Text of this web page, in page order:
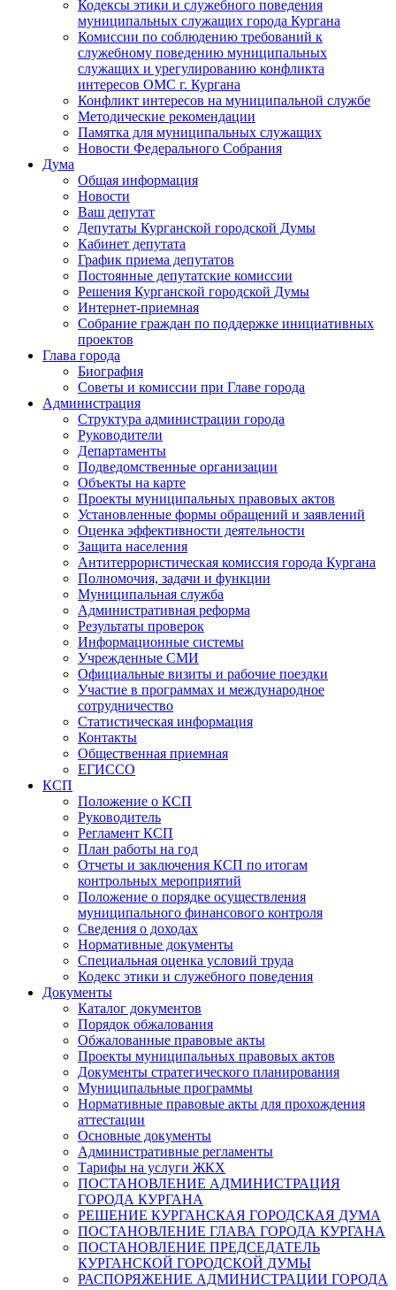
Кодексы этики и служебного поведения
муниципальных служащих города Кургана
Комиссии по соблюдению требований к
служебному поведению муниципальных
служащих и урегулированию конфликта
интересов ОМС г. Кургана
Конфликт интересов на муниципальной службе
Методические рекомендации
Памятка для муниципальных служащих
Новости Федерального Cобрания
Дума
Общая информация
Новости
Ваш депутат
Депутаты Курганской городской Думы
Кабинет депутата
График приема депутатов
Постоянные депутатские комиссии
Решения Курганской городской Думы
Интернет-приемная
Собрание граждан по поддержке инициативных
проектов
Глава города
Биография
Советы и комиссии при Главе города
Администрация
Структура администрации города
Руководители
Департаменты
Подведомственные организации
Объекты на карте
Проекты муниципальных правовых актов
Установленные формы обращений и заявлений
Оценка эффективности деятельности
Защита населения
Антитеррористическая комиссия города Кургана
Полномочия, задачи и функции
Муниципальная служба
Административная реформа
Результаты проверок
Информационные системы
Учрежденные СМИ
Официальные визиты и рабочие поездки
Участие в программах и международное
сотрудничество
Статистическая информация
Контакты
Общественная приемная
ЕГИССО
КСП
Положение о КСП
Руководитель
Регламент КСП
План работы на год
Отчеты и заключения КСП по итогам
контрольных мероприятий
Положение о порядке осуществления
муниципального финансового контроля
Сведения о доходах
Нормативные документы
Специальная оценка условий труда
Кодекс этики и служебного поведения
Документы
Каталог документов
Порядок обжалования
Обжалованные правовые акты
Проекты муниципальных правовых актов
Документы стратегического планирования
Муниципальные программы
Нормативные правовые акты для прохождения
аттестации
Основные документы
Административные регламенты
Тарифы на услуги ЖКХ
ПОСТАНОВЛЕНИЕ АДМИНИСТРАЦИЯ
ГОРОДА КУРГАНА
РЕШЕНИЕ КУРГАНСКАЯ ГОРОДСКАЯ ДУМА
ПОСТАНОВЛЕНИЕ ГЛАВА ГОРОДА КУРГАНА
ПОСТАНОВЛЕНИЕ ПРЕДСЕДАТЕЛЬ
КУРГАНСКОЙ ГОРОДСКОЙ ДУМЫ
РАСПОРЯЖЕНИЕ АДМИНИСТРАЦИИ ГОРОДА